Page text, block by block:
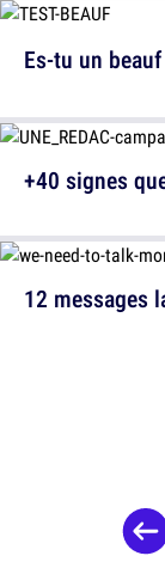
12 messages
Es-tu un
+40 signes